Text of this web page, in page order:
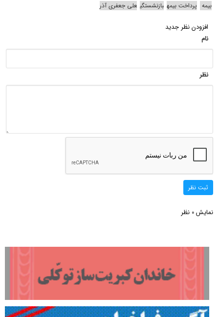
بیمه پرداخت بیمه بازنشستگی علی جعفری آذر
افزودن نظر جدید
نام
نظر
ثبت نظر
نمایش 0 نظر